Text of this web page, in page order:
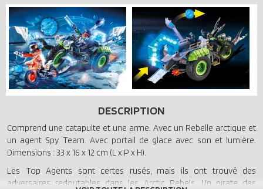
DESCRIPTION
Comprend une catapulte et une arme. Avec un Rebelle arctique et
un agent Spy Team. Avec portail de glace avec son et lumière.
Dimensions : 33 x 16 x 12 cm (L x P x H).
Les Top Agents sont certes rusés, mais ils ont trouvé des
adversaires redoutables dans les Arctic Rebels. Un pirate des